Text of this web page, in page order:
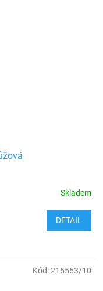
Skladem
DETAIL
Kód:215553/10